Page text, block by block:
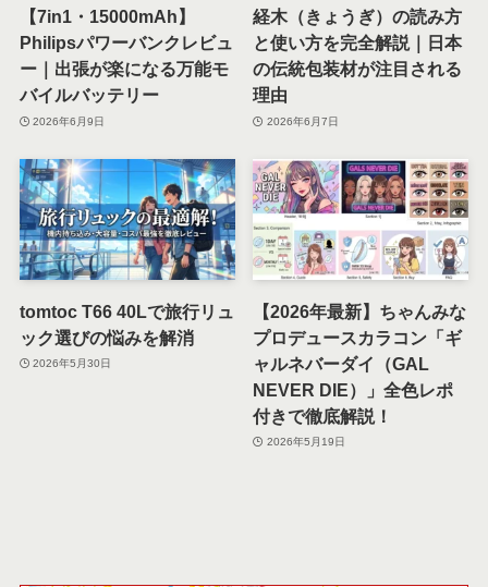
【7in1・15000mAh】
Philipsパワーバンクレビュ
ー｜出張が楽になる万能モ
バイルバッテリー
2026年6月9日
経木（きょうぎ）の読み方
と使い方を完全解説｜日本
の伝統包装材が注目される
理由
2026年6月7日
tomtoc T66 40Lで旅行リュ
ック選びの悩みを解消
2026年5月30日
【2026年最新】ちゃんみな
プロデュースカラコン「ギ
ャルネバーダイ（GAL
NEVER DIE）」全色レポ
付きで徹底解説！
2026年5月19日